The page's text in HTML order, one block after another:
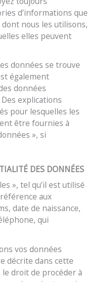
d’informations que
nous les utilisons,
elles peuvent
données se trouve
également
données
explications
pour lesquelles les
être fournies à
», si
DES DONNÉES
», tel qu’il est utilisé
aux
date de naissance,
qui
vos données
décrite dans cette
droit de procéder à